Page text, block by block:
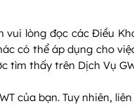
vui lòng đọc các Điều
có thể áp dụng cho
tìm thấy trên Dịch Vụ
của bạn. Tuy nhiên,